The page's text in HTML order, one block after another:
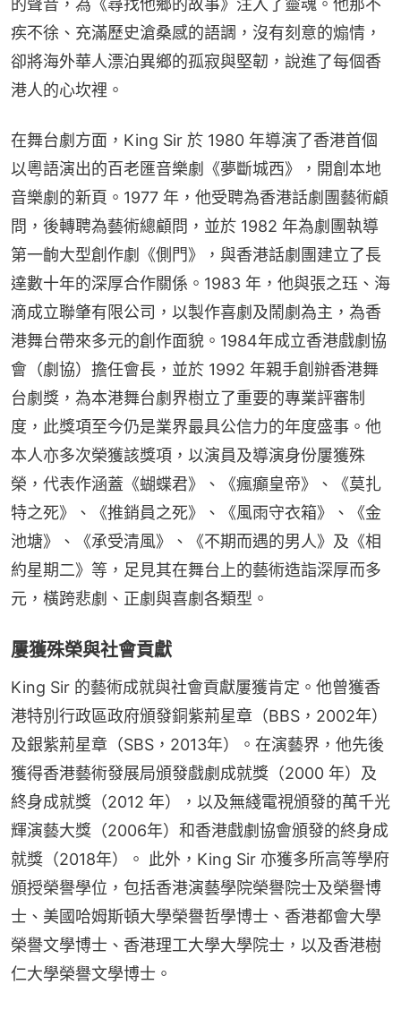
疾不徐、充滿歷史滄桑感的語調，沒有刻意的煽情，
卻將海外華人漂泊異鄉的孤寂與堅韌，說進了每個香
港人的心坎裡。
在舞台劇方面，King Sir 於 1980 年導演了香港首個
以粵語演出的百老匯音樂劇《夢斷城西》，開創本地
音樂劇的新頁。1977 年，他受聘為香港話劇團藝術顧
問，後轉聘為藝術總顧問，並於 1982 年為劇團執導
第一齣大型創作劇《側門》，與香港話劇團建立了長
達數十年的深厚合作關係。1983 年，他與張之珏、海
滴成立聯肇有限公司，以製作喜劇及鬧劇為主，為香
港舞台帶來多元的創作面貌。1984年成立香港戲劇協
會（劇協）擔任會長，並於 1992 年親手創辦香港舞
台劇獎，為本港舞台劇界樹立了重要的專業評審制
度，此獎項至今仍是業界最具公信力的年度盛事。他
本人亦多次榮獲該獎項，以演員及導演身份屢獲殊
榮，代表作涵蓋《蝴蝶君》、《瘋癲皇帝》、《莫扎
特之死》、《推銷員之死》、《風雨守衣箱》、《金
池塘》、《承受清風》、《不期而遇的男人》及《相
約星期二》等，足見其在舞台上的藝術造詣深厚而多
元，橫跨悲劇、正劇與喜劇各類型。
屢獲殊榮與社會貢獻
King Sir 的藝術成就與社會貢獻屢獲肯定。他曾獲香
港特別行政區政府頒發銅紫荊星章（BBS，2002年）
及銀紫荊星章（SBS，2013年）。在演藝界，他先後
獲得香港藝術發展局頒發戲劇成就獎（2000 年）及
終身成就獎（2012 年），以及無綫電視頒發的萬千光
輝演藝大獎（2006年）和香港戲劇協會頒發的終身成
就獎（2018年）。 此外，King Sir 亦獲多所高等學府
頒授榮譽學位，包括香港演藝學院榮譽院士及榮譽博
士、美國哈姆斯頓大學榮譽哲學博士、香港都會大學
榮譽文學博士、香港理工大學大學院士，以及香港樹
仁大學榮譽文學博士。